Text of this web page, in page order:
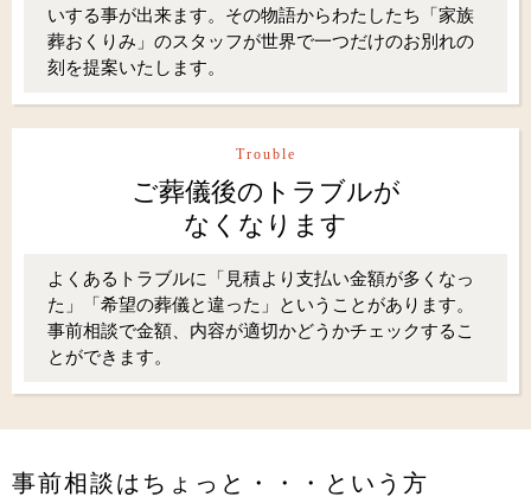
いする事が出来ます。その物語からわたしたち「家族
葬おくりみ」のスタッフが世界で一つだけのお別れの
刻を提案いたします。
Trouble
ご葬儀後のトラブルが
なくなります
よくあるトラブルに「見積より支払い金額が多くなっ
た」「希望の葬儀と違った」ということがあります。
事前相談で金額、内容が適切かどうかチェックするこ
とができます。
事前相談はちょっと・・・という方